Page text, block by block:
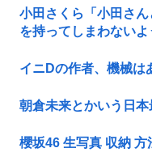
小田さくら「小田さ
を持ってしまわない
イニDの作者、機械は
朝倉未来とかいう日
櫻坂46 生写真 収納 方